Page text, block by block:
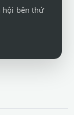
hội bên thứ